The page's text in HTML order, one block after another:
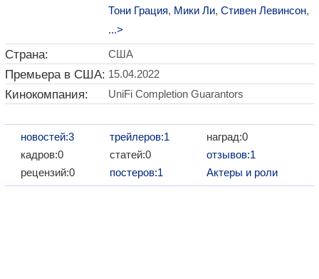
Тони Грация, Мики Ли, Стивен Левинсон,
...>
Страна: США
Премьера в США: 15.04.2022
Кинокомпания: UniFi Completion Guarantors
новостей:3
кадров:0
рецензий:0
трейлеров:1
статей:0
постеров:1
наград:0
отзывов:1
Актеры и роли